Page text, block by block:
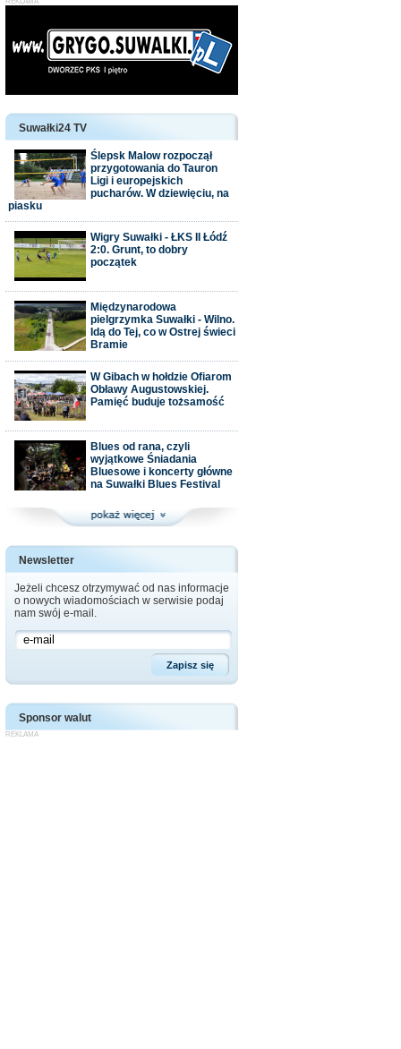
Suwałki24 TV
Ślepsk Malow rozpoczął
przygotowania do Tauron
Ligi i europejskich
pucharów. W dziewięciu, na
piasku
Wigry Suwałki - ŁKS II Łódź
2:0. Grunt, to dobry
początek
Międzynarodowa
pielgrzymka Suwałki - Wilno.
Idą do Tej, co w Ostrej świeci
Bramie
W Gibach w hołdzie Ofiarom
Obławy Augustowskiej.
Pamięć buduje tożsamość
Blues od rana, czyli
wyjątkowe Śniadania
Bluesowe i koncerty główne
na Suwałki Blues Festival
Newsletter
Jeżeli chcesz otrzymywać od nas informacje
o nowych wiadomościach w serwisie podaj
nam swój e-mail.
Sponsor walut